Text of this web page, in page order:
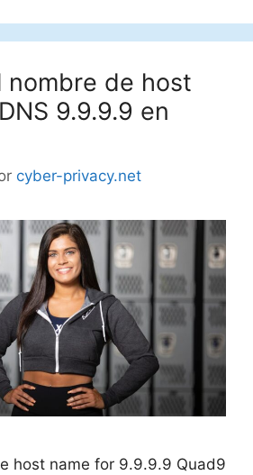
nombre de host
9.9.9.9 en
cyber-privacy.net
host name for 9.9.9.9 Quad9